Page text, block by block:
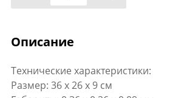
Описание
Технические характеристики:
Размер: 36 х 26 х 9 см